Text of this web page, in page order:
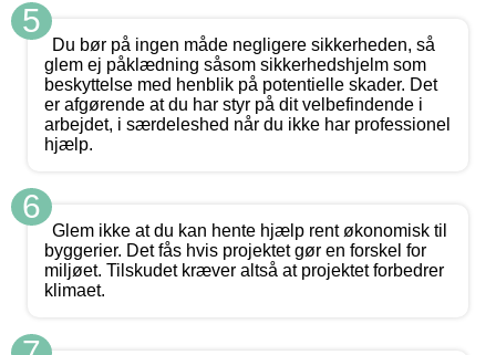
5
Du bør på ingen måde negligere sikkerheden, så
glem ej påklædning såsom sikkerhedshjelm som
beskyttelse med henblik på potentielle skader. Det
er afgørende at du har styr på dit velbefindende i
arbejdet, i særdeleshed når du ikke har professionel
hjælp.
6
Glem ikke at du kan hente hjælp rent økonomisk til
byggerier. Det fås hvis projektet gør en forskel for
miljøet. Tilskudet kræver altså at projektet forbedrer
klimaet.